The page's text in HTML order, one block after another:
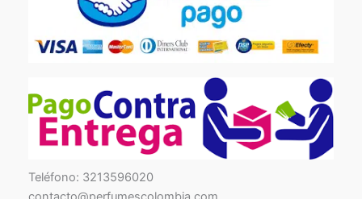
Teléfono: 3213596020TikTokFacebook
Instagram